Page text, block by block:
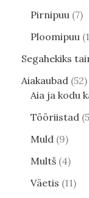
Pirnipuu 7
Ploomipuu
Segahekiks
Aiakaubad 52
Aia ja kodu
Tööriistad 5
Muld 9
Multš 4
Väetis 11